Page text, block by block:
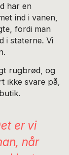
har en
ind i vanen,
fordi man
i staterne. Vi
rugbrød, og
ikke svare på,
er vi
når